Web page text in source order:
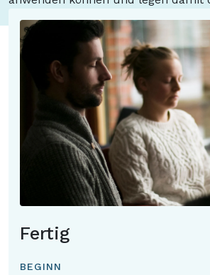
sich selbst besser kennen und
Fertig
BEGINN